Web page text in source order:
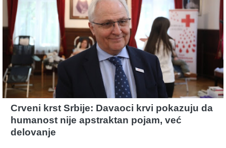
Crveni krst Srbije: Davaoci krvi pokazuju da
humanost nije apstraktan pojam, već
delovanje